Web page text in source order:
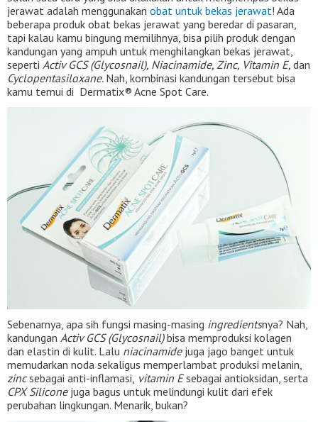
jerawat adalah menggunakan obat untuk bekas jerawat! Ada
beberapa produk obat bekas jerawat yang beredar di pasaran,
tapi kalau kamu bingung memilihnya, bisa pilih produk dengan
kandungan yang ampuh untuk menghilangkan bekas jerawat,
seperti Activ GCS (Glycosnail), Niacinamide, Zinc, Vitamin E, dan
Cyclopentasiloxane. Nah, kombinasi kandungan tersebut bisa
kamu temui di Dermatix® Acne Spot Care.
Sebenarnya, apa sih fungsi masing-masing ingredientsnya? Nah,
kandungan Activ GCS (Glycosnail)bisa memproduksi kolagen
dan elastin di kulit. Lalu niacinamide juga jago banget untuk
memudarkan noda sekaligus memperlambat produksi melanin,
zincsebagai anti-inflamasi, vitamin Esebagai antioksidan, serta
CPX Silicone juga bagus untuk melindungi kulit dari efek
perubahan lingkungan. Menarik, bukan?